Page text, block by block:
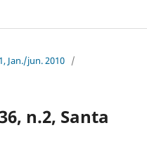
Jan./jun. 2010 /
n.2, Santa